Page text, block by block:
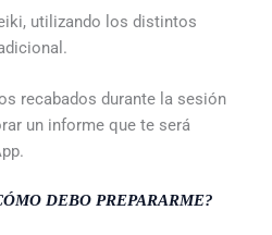
utilizando los distintos
recabados durante la sesión
un informe que te será
DEBO PREPARARME?